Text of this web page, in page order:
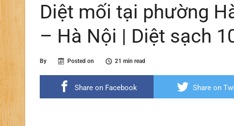
Diệt mối tại phường
– Hà Nội | Diệt sạch
By Posted on 21 min read
Share on Facebook Share on